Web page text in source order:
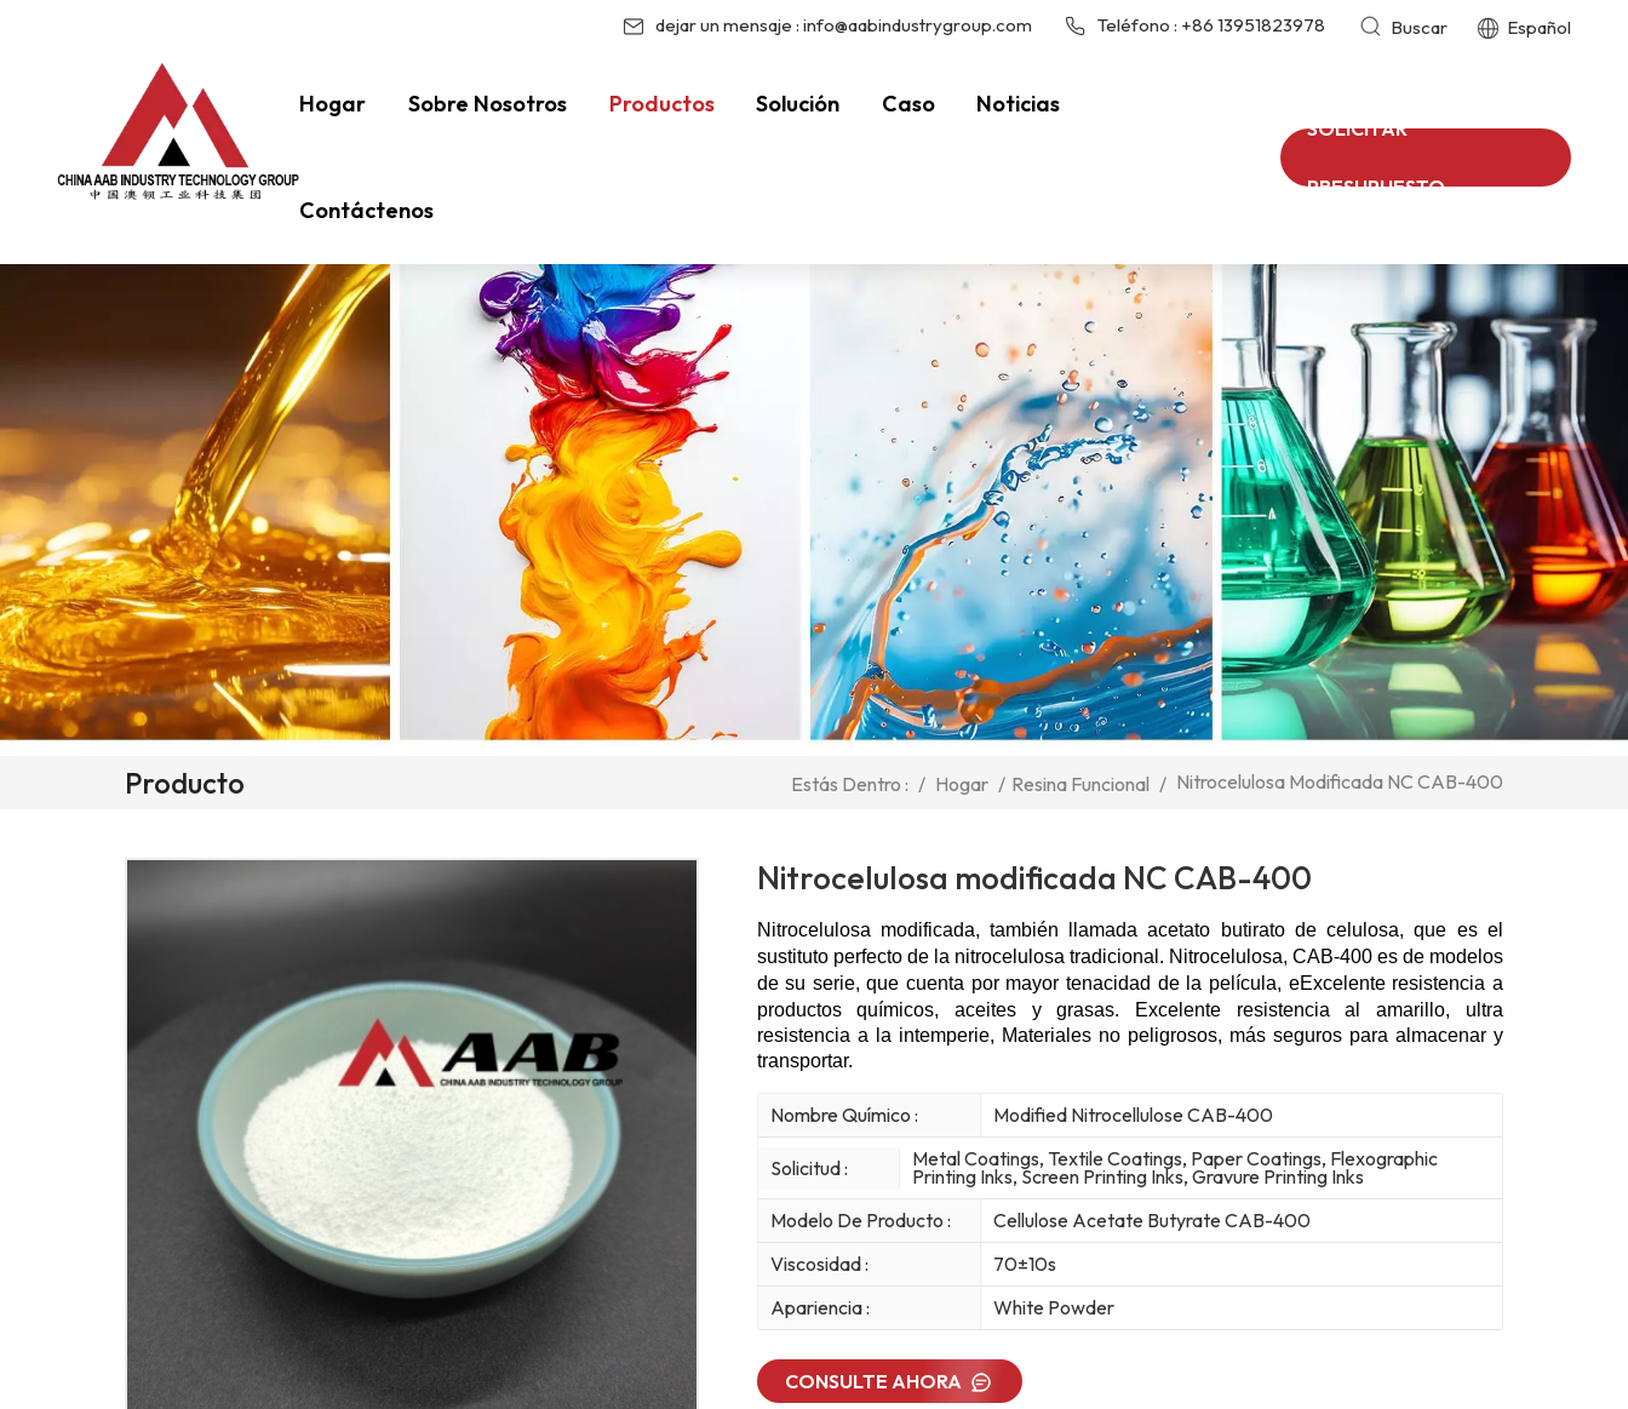
dejar un mensaje : info@aabindustrygroup.com Teléfono : +86 13951823978 Buscar Español
Hogar Sobre Nosotros Productos Solución Caso Noticias
Contáctenos
SOLICITAR
PRESUPUESTO
Producto Estás Dentro : / Hogar / Resina Funcional / Nitrocelulosa Modificada NC CAB-400
Nitrocelulosa modificada NC CAB-400
Nitrocelulosa modificada, también llamada acetato butirato de celulosa, que es el
sustituto perfecto de la nitrocelulosa tradicional. Nitrocelulosa, CAB-400 es de modelos
de su serie, que cuenta por mayor tenacidad de la película, eExcelente resistencia a
productos químicos, aceites y grasas.
Excelente resistencia al amarillo, ultra
resistencia a la intemperie, Materiales no peligrosos, más seguros para almacenar y
transportar.
Nombre Químico : Modified Nitrocellulose CAB-400
Solicitud : Metal Coatings, Textile Coatings, Paper Coatings, Flexographic
Printing Inks, Screen Printing Inks, Gravure Printing Inks
Modelo De Producto :
Cellulose Acetate Butyrate CAB-400
Viscosidad :
70±10s
Apariencia :
White Powder
CONSULTE AHORA